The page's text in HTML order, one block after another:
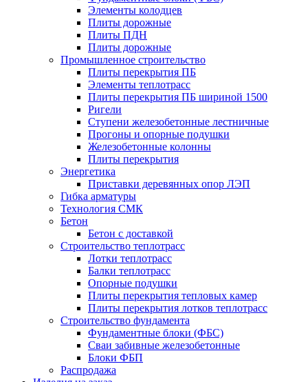
Элементы колодцев
Плиты дорожные
Плиты ПДН
Плиты дорожные
Промышленное строительство
Плиты перекрытия ПБ
Элементы теплотрасс
Плиты перекрытия ПБ шириной 1500
Ригели
Ступени железобетонные лестничные
Прогоны и опорные подушки
Железобетонные колонны
Плиты перекрытия
Энергетика
Приставки деревянных опор ЛЭП
Гибка арматуры
Технология СМК
Бетон
Бетон с доставкой
Строительство теплотрасс
Лотки теплотрасс
Балки теплотрасс
Опорные подушки
Плиты перекрытия тепловых камер
Плиты перекрытия лотков теплотрасс
Строительство фундамента
Фундаментные блоки (ФБС)
Сваи забивные железобетонные
Блоки ФБП
Распродажа